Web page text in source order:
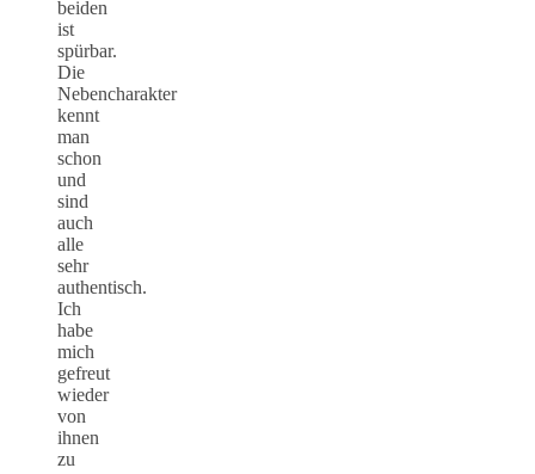
beiden
ist
spürbar.
Die
Nebencharakter
kennt
man
schon
und
sind
auch
alle
sehr
authentisch.
Ich
habe
mich
gefreut
wieder
von
ihnen
zu